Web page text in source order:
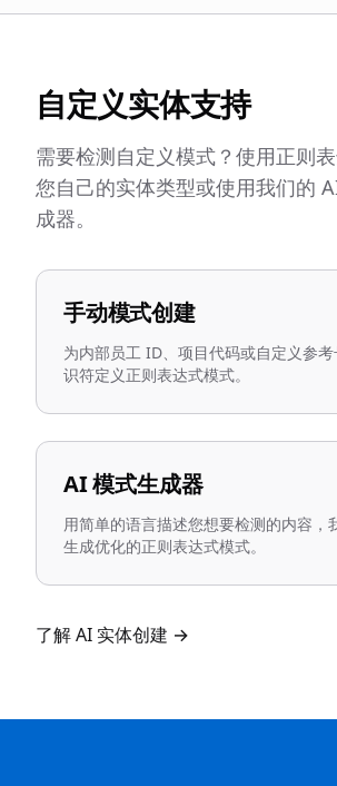
自定义实体支持
需要检测自定义模式？使用正则
您自己的实体类型或使用我们的
成器。
手动模式创建
为内部员工 ID、项目代码或自定义参
识符定义正则表达式模式。
AI 模式生成器
用简单的语言描述您想要检测的内容，
生成优化的正则表达式模式。
了解 AI 实体创建 →